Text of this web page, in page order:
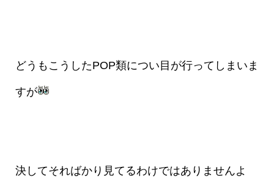
どうもこうしたPOP類につい目が行ってしまいま
すが
決してそればかり見てるわけではありませんよ